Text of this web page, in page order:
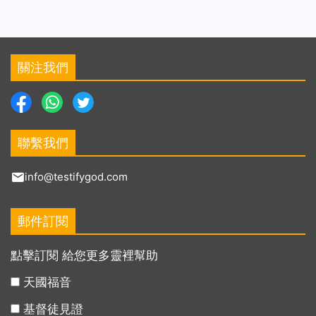
關注我們
聯繫我們
info@testifygod.com
郵件訂閱
點擊訂閱 給您更多靈裡幫助
天國福音
基督徒見證